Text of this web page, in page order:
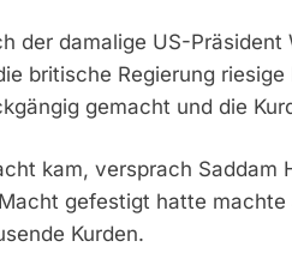
der damalige US-Präsident
britische Regierung
gemacht und die
kam, versprach Saddam
gefestigt hatte machte
Kurden.